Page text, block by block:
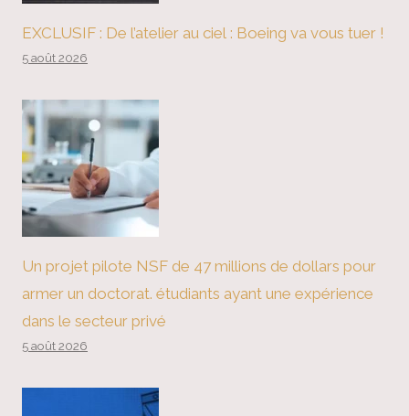
EXCLUSIF : De l’atelier au ciel : Boeing va vous tuer !
5 août 2026
Un projet pilote NSF de 47 millions de dollars pour
armer un doctorat. étudiants ayant une expérience
dans le secteur privé
5 août 2026